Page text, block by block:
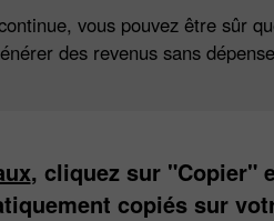
vous pouvez être sûr
des revenus sans
, cliquez sur "Copier"
copiés sur